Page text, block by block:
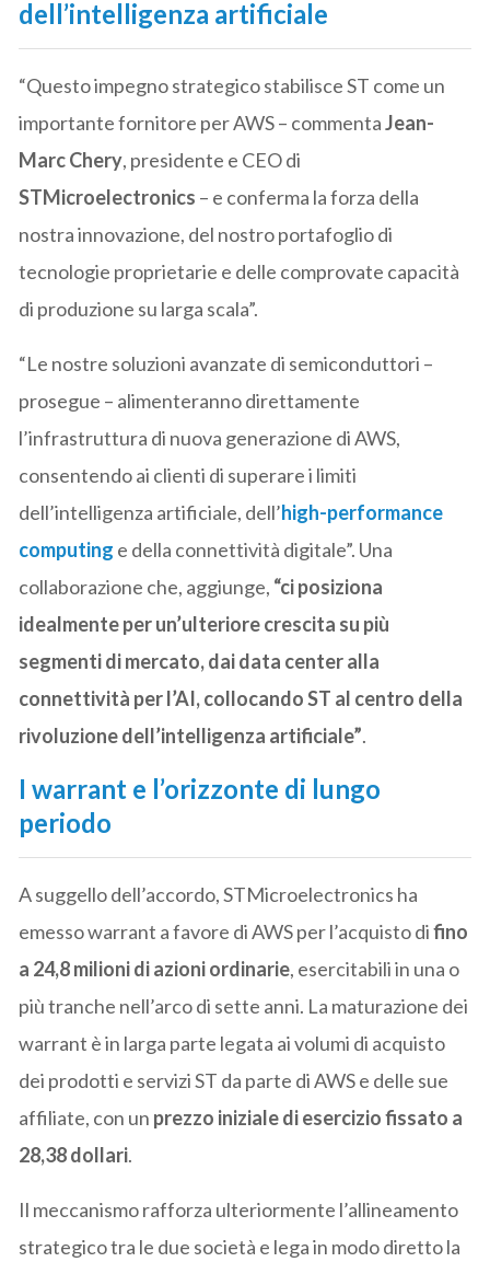
dell’intelligenza artificiale
“Questo impegno strategico stabilisce ST come un
importante fornitore per AWS – commentaJean-
Marc Chery, presidente e CEO di
STMicroelectronics – e conferma la forza della
nostra innovazione, del nostro portafoglio di
tecnologie proprietarie e delle comprovate capacità
di produzione su larga scala”.
“Le nostre soluzioni avanzate di semiconduttori –
prosegue – alimenteranno direttamente
l’infrastruttura di nuova generazione di AWS,
consentendo ai clienti di superare i limiti
dell’intelligenza artificiale, dell’high-performance
computing e della connettività digitale”. Una
collaborazione che, aggiunge, “ci posiziona
idealmente per un’ulteriore crescita su più
segmenti di mercato, dai data center alla
connettività per l’AI, collocando ST al centro della
rivoluzione dell’intelligenza artificiale”.
I warrant e l’orizzonte di lungo
periodo
A suggello dell’accordo, STMicroelectronics ha
emesso warrant a favore di AWS per l’acquisto difino
a 24,8 milioni di azioni ordinarie, esercitabili in una o
più tranche nell’arco di sette anni. La maturazione dei
warrant è in larga parte legata ai volumi di acquisto
dei prodotti e servizi ST da parte di AWS e delle sue
affiliate, con un prezzo iniziale di esercizio fissato a
28,38 dollari.
Il meccanismo rafforza ulteriormente l’allineamento
strategico tra le due società e lega in modo diretto la